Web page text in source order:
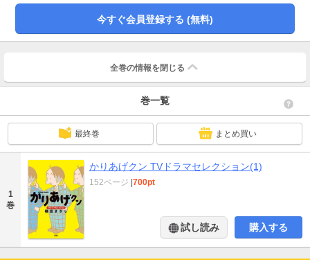
今すぐ会員登録する (無料)
全巻の情報を 閉じる
巻一覧
最終巻 まとめ買い
1
巻
かりあげクン TVドラマセレクション(1)
152ページ |700pt
試し読み 購入する